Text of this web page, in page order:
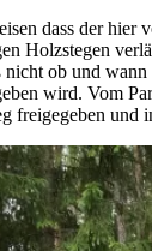
dass der hier
Holzstegen
ob und wann
wird. Vom
freigegeben und